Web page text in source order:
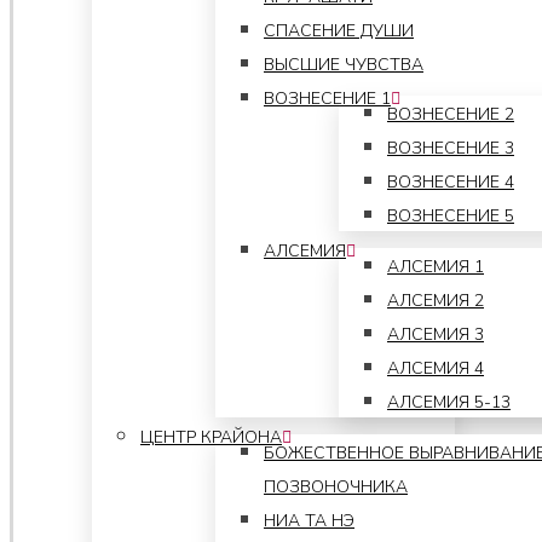
СПАСЕНИЕ ДУШИ
ВЫСШИЕ ЧУВСТВА
ВОЗНЕСЕНИЕ 1
ВОЗНЕСЕНИЕ 2
ВОЗНЕСЕНИЕ 3
ВОЗНЕСЕНИЕ 4
ВОЗНЕСЕНИЕ 5
АЛСЕМИЯ
АЛСЕМИЯ 1
АЛСЕМИЯ 2
АЛСЕМИЯ 3
АЛСЕМИЯ 4
АЛСЕМИЯ 5-13
ЦЕНТР КРАЙОНА
БОЖЕСТВЕННОЕ
ПОЗВОНОЧНИКА
НИА ТА НЭ